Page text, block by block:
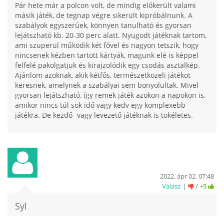
Pár hete már a polcon volt, de mindig előkerült valami
másik játék, de tegnap végre sikerült kipróbálnunk. A
szabályok egyszerűek, könnyen tanulható és gyorsan
lejátszható kb. 20-30 perc alatt. Nyugodt játéknak tartom,
ami szuperül működik két fővel és nagyon tetszik, hogy
nincsenek kézben tartott kártyák, magunk elé is képpel
felfelé pakolgatjuk és kirajzolódik egy csodás asztalkép.
Ajánlom azoknak, akik kétfős, természetközeli játékot
keresnek, amelynek a szabályai sem bonyolultak. Mivel
gyorsan lejátszható, így remek játék azokon a napokon is,
amikor nincs túl sok idő vagy kedv egy komplexebb
játékra. De kezdő- vagy levezető játéknak is tökéletes.
Syl
2022. ápr 02. 07:48
Válasz
/+5